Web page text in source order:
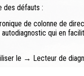
des défauts :
de colonne de
qui en
le → Lecteur de